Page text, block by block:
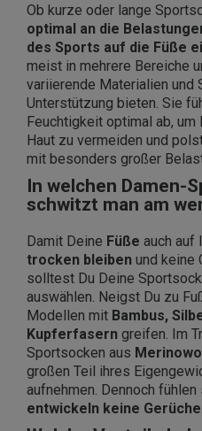
Ob kurze oder lange
optimal an die
des Sports auf die Füße
meist in mehrere Bereiche
variierende Materialien und
Unterstützung bieten. Sie
Feuchtigkeit optimal ab,
Haut zu vermeiden und
mit besonders großer
In welchen Damen-
schwitzt man am
Damit Deine Füße auch auf
trocken bleiben und keine
solltest Du Deine
auswählen. Neigst Du zu
Modellen mit Bambus,
Kupferfasern greifen. Im
Sportsocken aus
großen Teil ihres
aufnehmen. Dennoch
entwickeln keine Gerüche